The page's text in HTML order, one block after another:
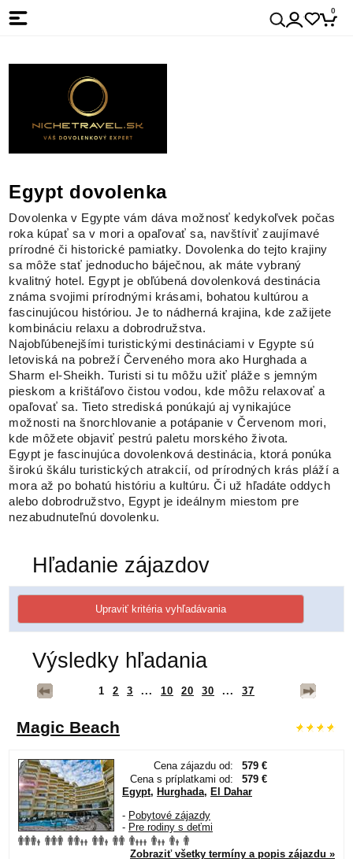
0
Egypt dovolenka
Dovolenka v Egypte vám dáva možnosť kedykoľvek počas
roka kúpať sa v mori a opaľovať sa, navštíviť zaujímavé
prírodné či historické pamiatky. Dovolenka do tejto krajiny
sa môže stať jednoducho báječnou, ak máte vybraný
kvalitný hotel. Egypt je obľúbená dovolenková destinácia
známa svojimi prírodnými krásami, bohatou kultúrou a
fascinujúcou históriou. Je to nádherná krajina, kde zažijete
kombináciu relaxu a dobrodružstva.
Najobľúbenejšími turistickými destináciami v Egypte sú
letoviská na pobreží Červeného mora ako Hurghada a
Sharm el-Sheikh. Turisti si tu môžu užiť pláže s jemným
pieskom a krištáľovo čistou vodou, kde môžu relaxovať a
opaľovať sa. Tieto strediská ponúkajú aj vynikajúce
možnosti na šnorchlovanie a potápanie v Červenom mori,
kde môžete objaviť pestrú paletu morského života.
Egypt je fascinujúca dovolenková destinácia, ktorá ponúka
širokú škálu turistických atrakcií, od prírodných krás pláží a
mora až po bohatú históriu a kultúru. Či už hľadáte oddych
alebo dobrodružstvo, Egypt je ideálnym miestom pre
nezabudnuteľnú dovolenku.